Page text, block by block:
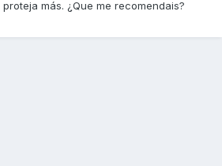
más. ¿Que me recomendais?